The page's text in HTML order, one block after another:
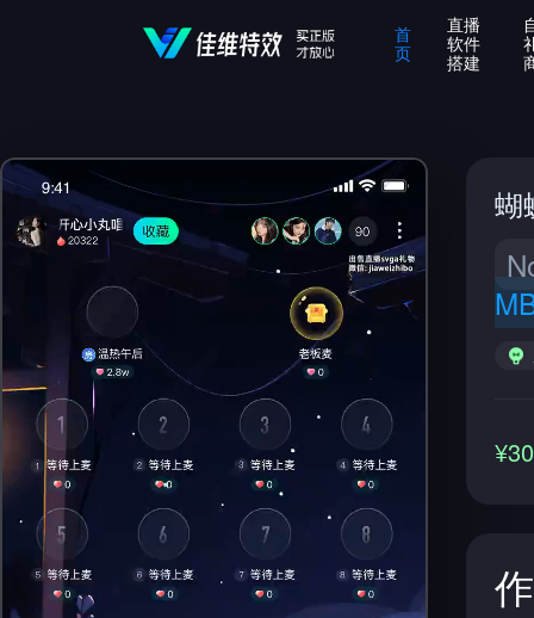
首
页
直播
软件
搭建
蝴